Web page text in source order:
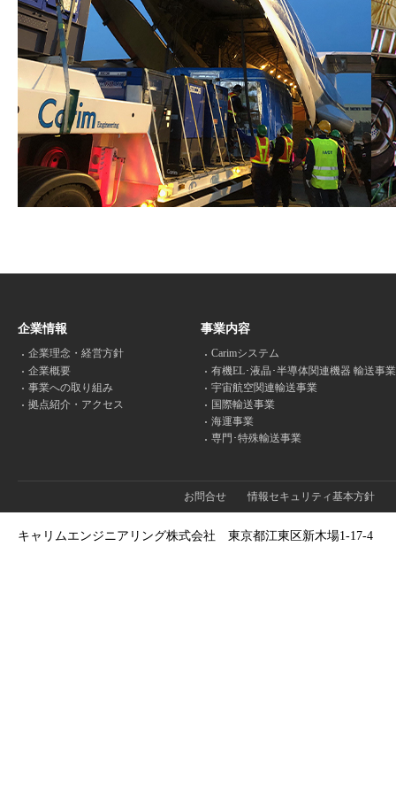
企業情報
企業理念・経営方針
企業概要
事業への取り組み
拠点紹介・アクセス
事業内容
Carimシステム
有機EL･液晶･半導体関連機器 輸送事業
宇宙航空関連輸送事業
国際輸送事業
海運事業
専門･特殊輸送事業
お問合せ 情報セキュリティ基本方針
キャリムエンジニアリング株式会社 東京都江東区新木場1-17-4